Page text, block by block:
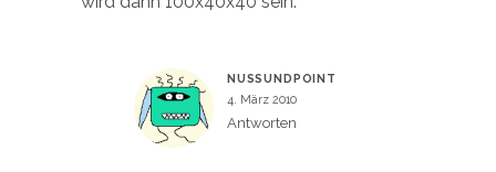
NUSSUNDPOINT
4. März 2010
Antworten